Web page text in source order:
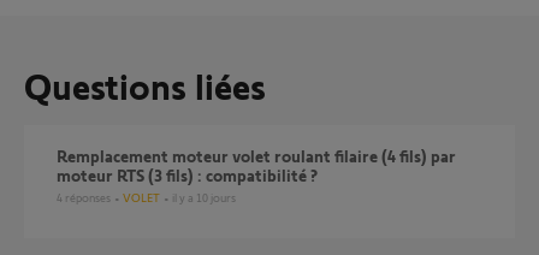
Questions liées
Remplacement moteur volet roulant filaire (4 fils) par
moteur RTS (3 fils) : compatibilité ?
4 réponses VOLET il y a 10 jours